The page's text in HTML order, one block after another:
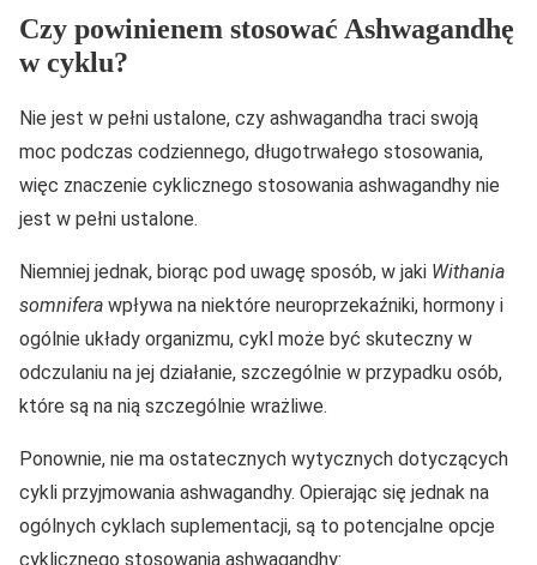
Czy powinienem stosować Ashwagandhę
w cyklu?
Nie jest w pełni ustalone, czy ashwagandha traci swoją
moc podczas codziennego, długotrwałego stosowania,
więc znaczenie cyklicznego stosowania ashwagandhy nie
jest w pełni ustalone.
Niemniej jednak, biorąc pod uwagę sposób, w jaki Withania
somnifera wpływa na niektóre neuroprzekaźniki, hormony i
ogólnie układy organizmu, cykl może być skuteczny w
odczulaniu na jej działanie, szczególnie w przypadku osób,
które są na nią szczególnie wrażliwe.
Ponownie, nie ma ostatecznych wytycznych dotyczących
cykli przyjmowania ashwagandhy. Opierając się jednak na
ogólnych cyklach suplementacji, są to potencjalne opcje
cyklicznego stosowania ashwagandhy: